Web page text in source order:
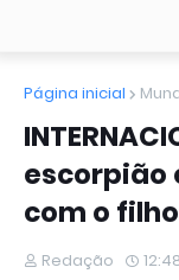
Página inicial
escorpião
com o
Redação